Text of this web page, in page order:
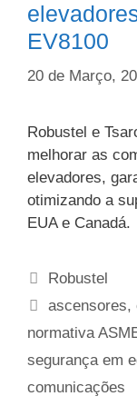
EV8100
20 de Março,
Robustel e
melhorar as
elevadores,
otimizando a
EUA e Canadá.
Categorias
Robustel
Etiquetas
ascensores,
normativa
segurança em
comunicações